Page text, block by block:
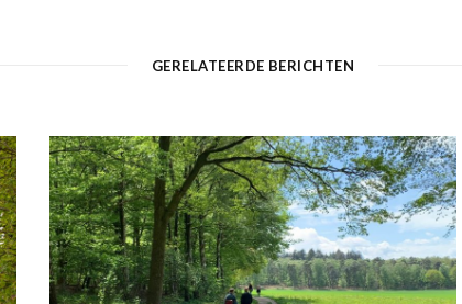
e
GERELATEERDE BERICHTEN